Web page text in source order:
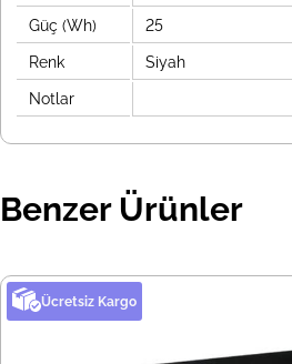
Güç (Wh) 25
Renk Siyah
Notlar
Benzer Ürünler
Ücretsiz Kargo